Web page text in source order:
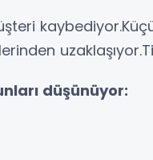
düşünüyor: